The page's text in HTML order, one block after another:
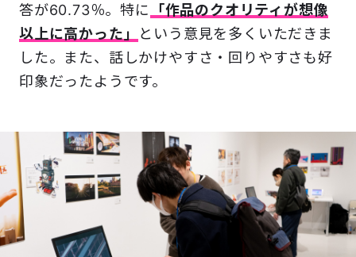
答が60.73％。特に
「作品のクオリティが想像
以上に高かった」
という意見を多くいただきま
した。また、話しかけやすさ・回りやすさも好
印象だったようです。